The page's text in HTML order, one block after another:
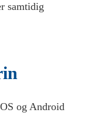
samtidig
og Android